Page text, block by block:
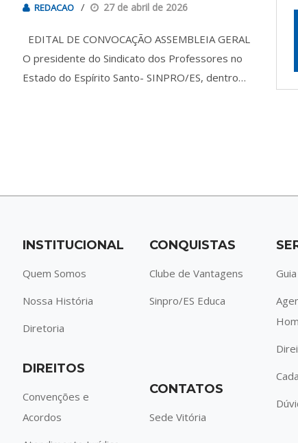
REDACAO 27 de abril de 2026
EDITAL DE CONVOCAÇÃO ASSEMBLEIA GERAL
O presidente do Sindicato dos Professores no
Estado do Espírito Santo- SINPRO/ES, dentro…
INSTITUCIONAL
Quem Somos
Nossa História
Diretoria
DIREITOS
Convenções e
Acordos
CONQUISTAS
Clube de Vantagens
Sinpro/ES Educa
CONTATOS
Sede Vitória